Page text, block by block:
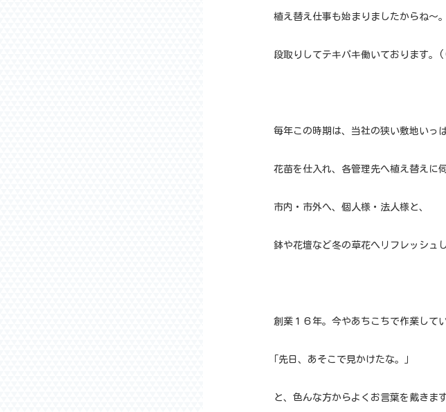
植え替え仕事も始まりましたからね～。
段取りしてテキパキ働いております
毎年この時期は、当社の狭い敷地いっ
花苗を仕入れ、各管理先へ植え替えに
市内・市外へ、個人様・法人様と、
鉢や花壇など冬の草花へリフレッシュ
創業１６年。今やあちこちで作業して
｢先日、あそこで見かけたな。｣
と、色んな方からよくお言葉を戴きま